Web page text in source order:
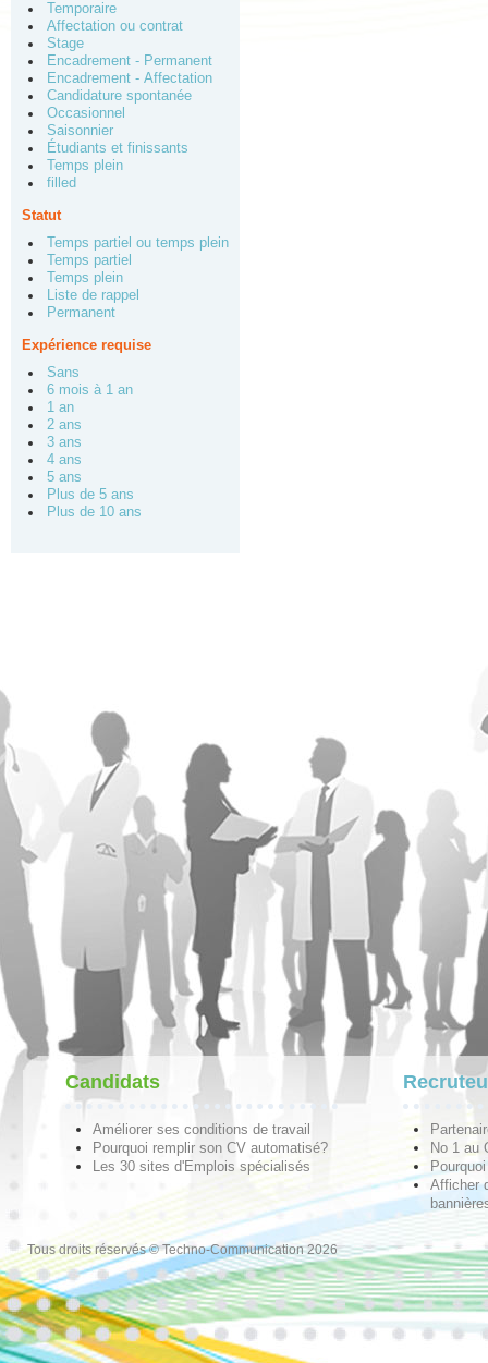
Temporaire
Affectation ou contrat
Stage
Encadrement - Permanent
Encadrement - Affectation
Candidature spontanée
Occasionnel
Saisonnier
Étudiants et finissants
Temps plein
filled
Statut
Temps partiel ou temps plein
Temps partiel
Temps plein
Liste de rappel
Permanent
Expérience requise
Sans
6 mois à 1 an
1 an
2 ans
3 ans
4 ans
5 ans
Plus de 5 ans
Plus de 10 ans
Candidats
Améliorer ses conditions de travail
Pourquoi remplir son CV automatisé?
Les 30 sites d'Emplois spécialisés
No 1 au
Afficher
Tous droits réservés © Techno-Communication 2026